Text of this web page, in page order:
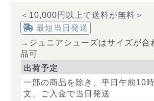
＜10,000円以上で送料が無料＞
最短当日発送
→ジュニアシューズはサイズが合
品可
出荷予定
一部の商品を除き、平日午前10
文、ご入金で当日発送